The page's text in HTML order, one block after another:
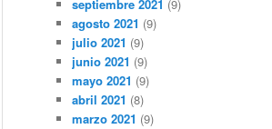
septiembre 2021 (9)
agosto 2021 (9)
julio 2021 (9)
junio 2021 (9)
mayo 2021 (9)
abril 2021 (8)
marzo 2021 (9)